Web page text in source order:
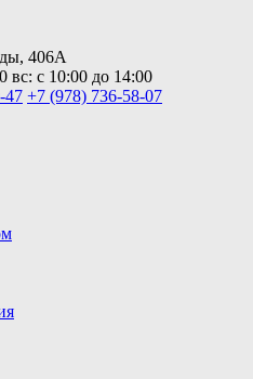
406А
вс: с 10:00 до 14:00
47 +7 (978) 736-58-07